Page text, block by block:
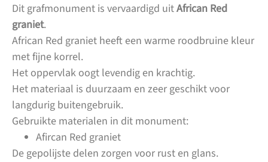
Dit grafmonument is vervaardigd uitAfrican Red
graniet.
African Red graniet heeft een warme roodbruine kleur
met fijne korrel.
Het oppervlak oogt levendig en krachtig.
Het materiaal is duurzaam en zeer geschikt voor
langdurig buitengebruik.
Gebruikte materialen in dit monument:
Afircan Red graniet
De gepolijste delen zorgen voor rust en glans.